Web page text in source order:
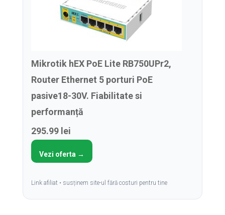
Mikrotik hEX PoE Lite RB750UPr2,
Router Ethernet 5 porturi PoE
pasive18-30V. Fiabilitate si
performanță
295.99 lei
Vezi oferta →
Link afiliat • susținem site-ul fără costuri pentru tine